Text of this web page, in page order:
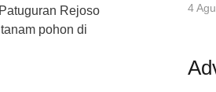
Rejoso
pohon di
4